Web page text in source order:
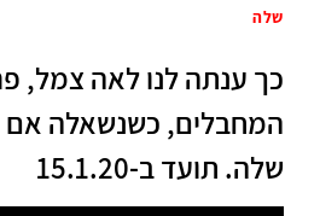
שלה
כך ענתה לנו לאה צמל,
המחבלים, כשנשאלה אם
שלה. תועד ב-15.1.20